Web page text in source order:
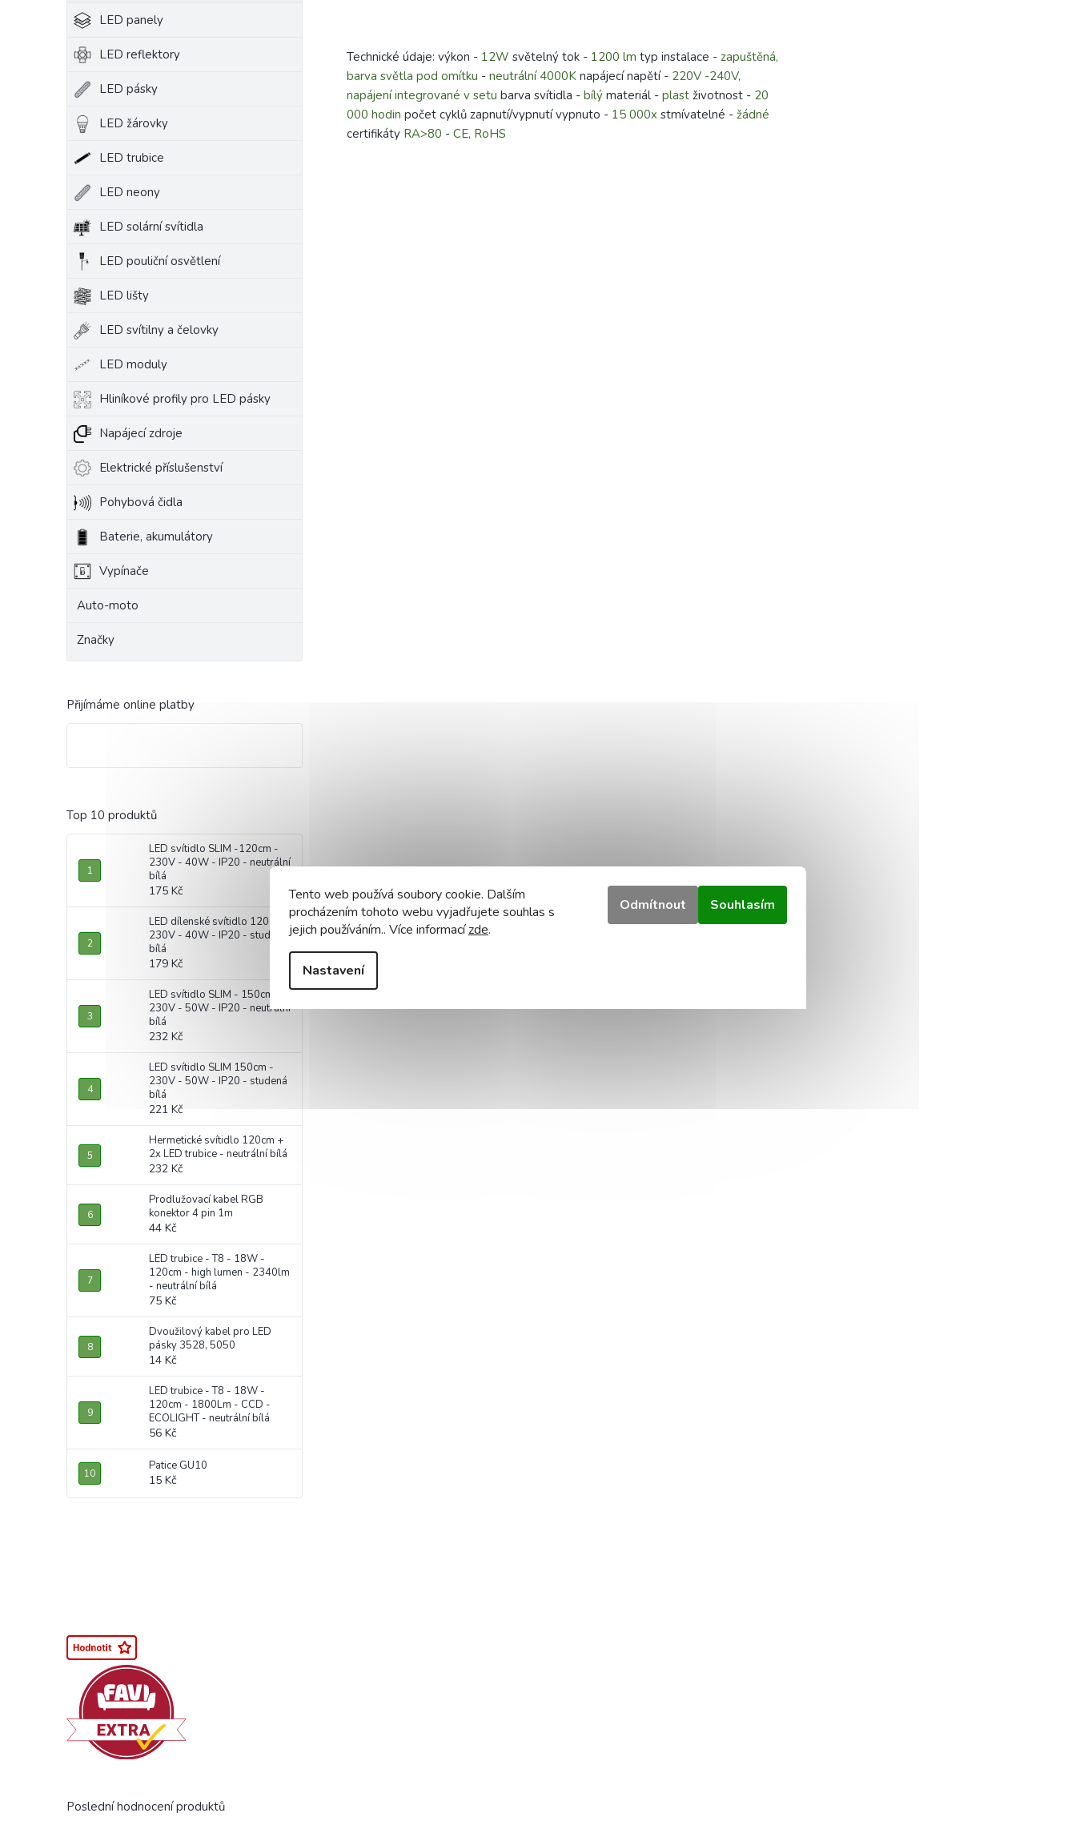
Tento web používá soubory cookie. Dalším
procházením tohoto webu vyjadřujete souhlas s
jejich používáním.. Více informacízde.
Nastavení
Odmítnout Souhlasím
LED panely
LED reflektory
LED pásky
LED žárovky
LED trubice
LED neony
LED solární svítidla
LED pouliční osvětlení
LED lišty
LED svítilny a čelovky
LED moduly
Hliníkové profily pro LED pásky
Napájecí zdroje
Elektrické příslušenství
Pohybová čidla
Baterie, akumulátory
Vypínače
Auto-moto
Značky
Přijímáme online platby
Top 10 produktů
LED svítidlo SLIM -120cm -
230V - 40W - IP20 - neutrální
bílá
175 Kč
LED dílenské svítidlo 120cm -
230V - 40W - IP20 - studená
bílá
179 Kč
LED svítidlo SLIM - 150cm -
230V - 50W - IP20 - neutrální
bílá
232 Kč
LED svítidlo SLIM 150cm -
230V - 50W - IP20 - studená
bílá
221 Kč
Hermetické svítidlo 120cm +
2x LED trubice - neutrální bílá
232 Kč
Prodlužovací kabel RGB
konektor 4 pin 1m
44 Kč
LED trubice - T8 - 18W -
120cm - high lumen - 2340lm
- neutrální bílá
75 Kč
Dvoužilový kabel pro LED
pásky 3528, 5050
14 Kč
LED trubice - T8 - 18W -
120cm - 1800Lm - CCD -
ECOLIGHT - neutrální bílá
56 Kč
Patice GU10
15 Kč
Poslední hodnocení produktů
Technické údaje: výkon - 12W světelný tok - 1200 lm typ instalace - zapuštěná,
barva světla pod omítku - neutrální 4000K napájecí napětí - 220V -240V,
napájení integrované v setu barva svítidla - bílý materiál - plast životnost - 20
000 hodin počet cyklů zapnutí/vypnutí vypnuto - 15 000x stmívatelné - žádné
certifikáty RA>80 - CE, RoHS